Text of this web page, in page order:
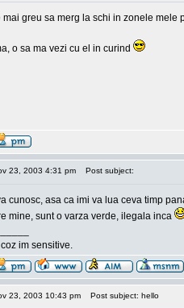
mai greu sa merg la schi in zonele mele
o sa ma vezi cu el in curind
23, 2003 4:31 pm Post subject:
cunosc, asa ca imi va lua ceva timp
mine, sunt o varza verde, ilegala inca
im sensitive.
23, 2003 10:43 pm Post subject: hello